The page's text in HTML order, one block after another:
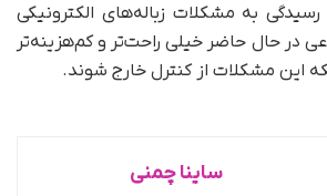
به مشکلات زباله‌های الکترونیکی
در حال حاضر خیلی راحت‌تر و کم‌هزینه‌تر
این مشکلات از کنترل خارج شوند.
ساینا چمنی